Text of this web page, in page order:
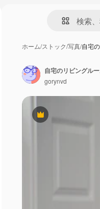
ホーム/ストック/写真/自宅
Premium
自宅のリビングル
gorynvd